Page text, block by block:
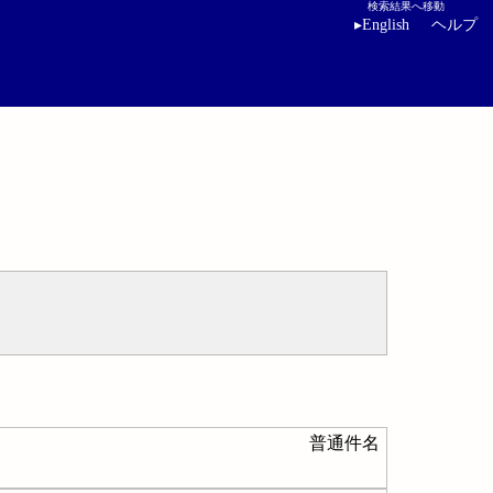
検索結果へ移動
▸English ヘルプ
普通件名